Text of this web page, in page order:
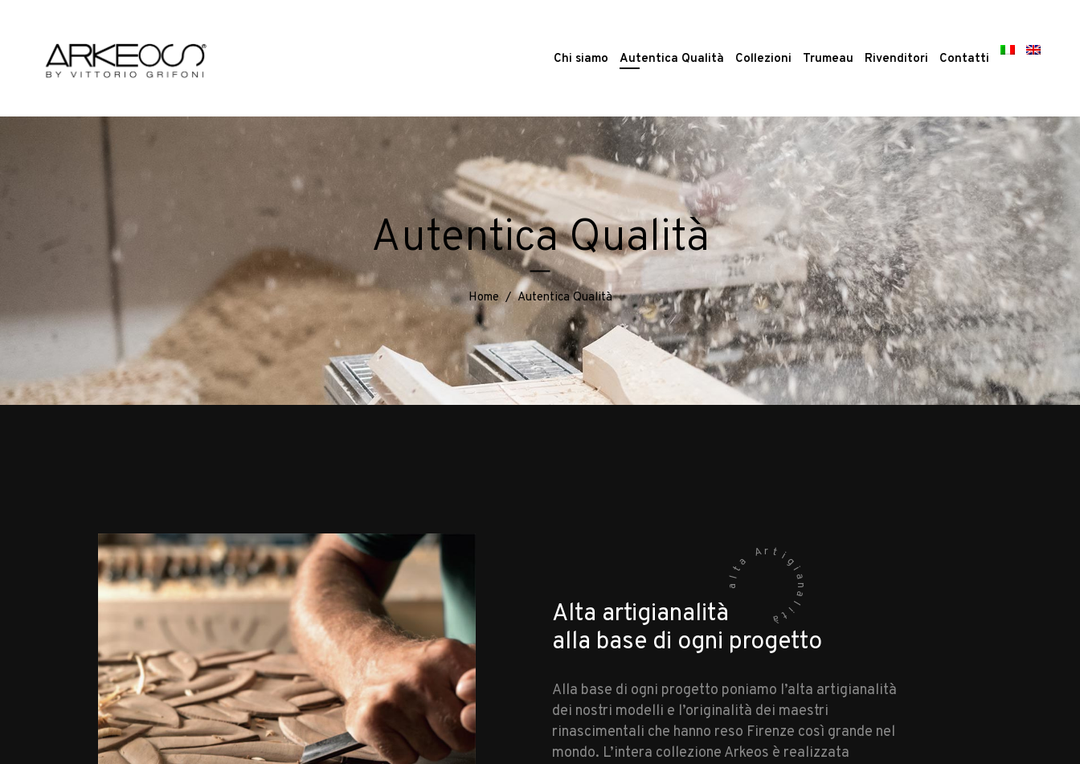
Chi siamo Autentica Qualità Collezioni Trumeau Rivenditori Contatti
Autentica Qualità
Home/Autentica Qualità
a
l
t
a
A r t ig
i
a
n
a
l
i
t
à
Alta artigianalità
alla base di ogni progetto
Alla base di ogni progetto poniamo l’alta artigianalità
dei nostri modelli e l’originalità dei maestri
rinascimentali che hanno reso Firenze così grande nel
mondo. L’intera collezione Arkeos è realizzata